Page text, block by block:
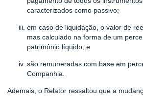
caracterizados como passivo;
em caso de liquidação, o valor de
mas calculado na forma de um
patrimônio líquido; e
são remuneradas com base em
Companhia.
Ademais, o Relator ressaltou que a